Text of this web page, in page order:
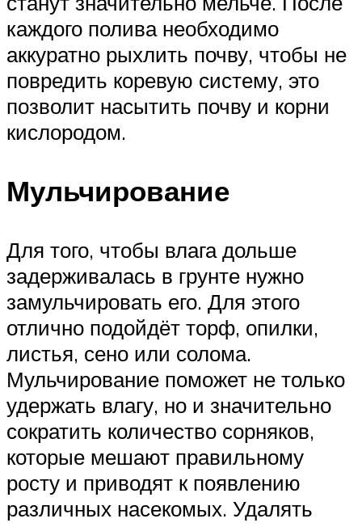
каждого полива необходимо
аккуратно рыхлить почву, чтобы не
повредить коревую систему, это
позволит насытить почву и корни
кислородом.
Мульчирование
Для того, чтобы влага дольше
задерживалась в грунте нужно
замульчировать его. Для этого
отлично подойдёт торф, опилки,
листья, сено или солома.
Мульчирование поможет не только
удержать влагу, но и значительно
сократить количество сорняков,
которые мешают правильному
росту и приводят к появлению
различных насекомых. Удалять